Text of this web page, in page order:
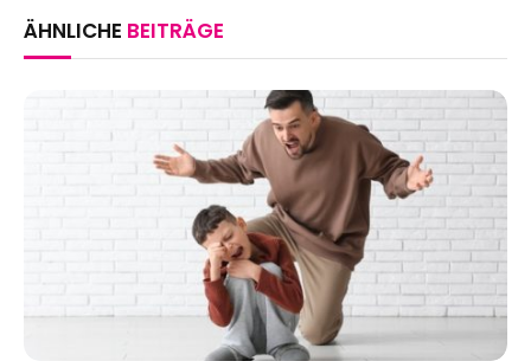
ÄHNLICHE BEITRÄGE